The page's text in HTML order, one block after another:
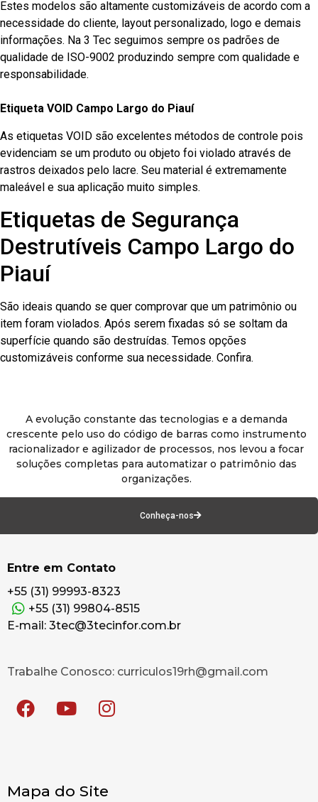
Estes modelos são altamente customizáveis de acordo com a
necessidade do cliente, layout personalizado, logo e demais
informações. Na 3 Tec seguimos sempre os padrões de
qualidade de ISO-9002 produzindo sempre com qualidade e
responsabilidade.
Etiqueta VOID Campo Largo do Piauí
As etiquetas VOID são excelentes métodos de controle pois
evidenciam se um produto ou objeto foi violado através de
rastros deixados pelo lacre. Seu material é extremamente
maleável e sua aplicação muito simples.
Etiquetas de Segurança
Destrutíveis Campo Largo do
Piauí
São ideais quando se quer comprovar que um patrimônio ou
item foram violados. Após serem fixadas só se soltam da
superfície quando são destruídas. Temos opções
customizáveis conforme sua necessidade. Confira.
A evolução constante das tecnologias e a demanda
crescente pelo uso do código de barras como instrumento
racionalizador e agilizador de processos, nos levou a focar
soluções completas para automatizar o patrimônio das
organizações.
Conheça-nos
Entre em Contato
+55 (31) 99993-8323
+55 (31) 99804-8515
E-mail: 3tec@3tecinfor.com.br
Trabalhe Conosco: curriculos19rh@gmail.com
Mapa do Site